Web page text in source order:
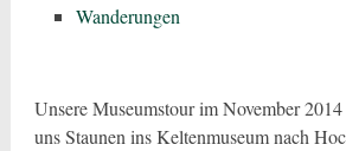
Wanderungen
Unsere Museumstour im November
uns Staunen ins Keltenmuseum nach